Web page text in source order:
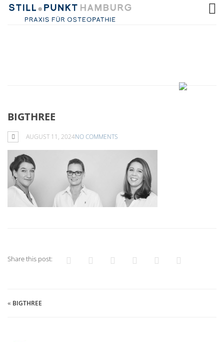
BIGTHREE
AUGUST 11, 2024NO COMMENTS
Share this post:
« BIGTHREE